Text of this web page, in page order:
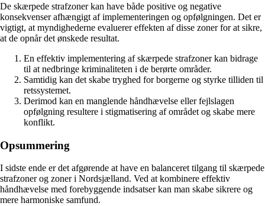
De skærpede strafzoner kan have både positive og negative
konsekvenser afhængigt af implementeringen og opfølgningen. Det er
vigtigt, at myndighederne evaluerer effekten af disse zoner for at sikre,
at de opnår det ønskede resultat.
En effektiv implementering af skærpede strafzoner kan bidrage
til at nedbringe kriminaliteten i de berørte områder.
Samtidig kan det skabe tryghed for borgerne og styrke tilliden til
retssystemet.
Derimod kan en manglende håndhævelse eller fejlslagen
opfølgning resultere i stigmatisering af området og skabe mere
konflikt.
Opsummering
I sidste ende er det afgørende at have en balanceret tilgang til skærpede
strafzoner og zoner i Nordsjælland. Ved at kombinere effektiv
håndhævelse med forebyggende indsatser kan man skabe sikrere og
mere harmoniske samfund.